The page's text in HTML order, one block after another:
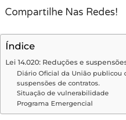
Compartilhe Nas Redes!
Índice
Lei 14.020: Reduções e
Diário Oficial da União publicou
suspensões de contratos.
Situação de vulnerabilidade
Programa Emergencial